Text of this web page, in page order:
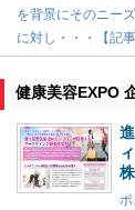
を背景にそのニー
に対し・・・【記事
健康美容EXPO